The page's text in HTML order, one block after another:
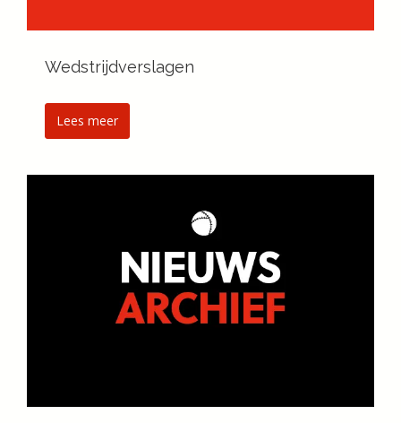
Wedstrijdverslagen
Lees meer